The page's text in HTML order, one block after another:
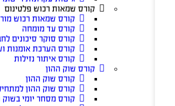
קורס שמאות רכוש פלטינום
קורס שמאות רכוש
קורס עד מומחה
קורס סוקר סיכונים
קורס הערכת אומנות
קורס איתור נזילות
קורס שוק ההון
קורס שוק ההון
קורס שוק ההון
קורס מסחר יומי בשוק